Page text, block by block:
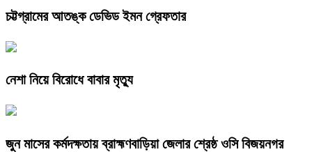
চট্টগ্রামের আতঙ্ক ডেভিড ইমন গ্রেফতার
নেশা নিয়ে বিরোধে বাবার মৃত্যু
জুন মাসের কর্মদক্ষতায় ব্রাহ্মণবাড়িয়া জেলার শ্রেষ্ঠ ওসি বিজয়নগর